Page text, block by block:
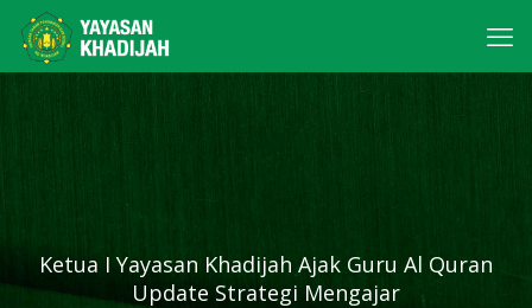
Ketua I Yayasan Khadijah Ajak Guru Al Quran
Update Strategi Mengajar